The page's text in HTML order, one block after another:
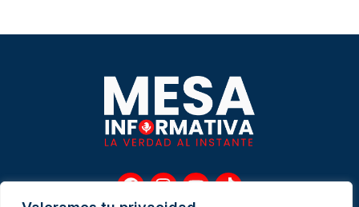
F
a
I
n
Y
o
T